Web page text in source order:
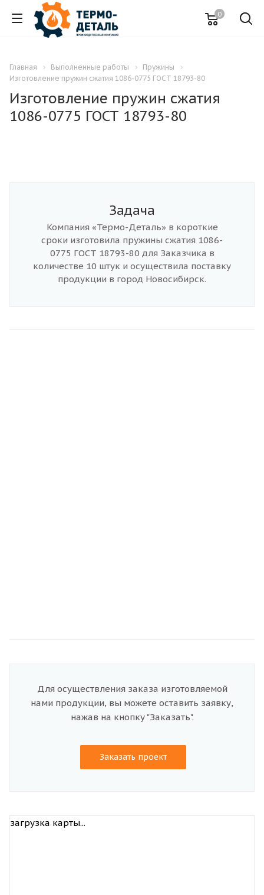
0
Главная Выполненные работы
Пружины
Изготовление пружин сжатия 1086-0775 ГОСТ 18793-80
Изготовление пружин сжатия
1086-0775 ГОСТ 18793-80
Задача
Компания «Термо-Деталь» в короткие
сроки изготовила пружины сжатия 1086-
0775 ГОСТ 18793-80 для Заказчика в
количестве 10 штук и осуществила поставку
продукции в город Новосибирск.
Для осуществления заказа изготовляемой
нами продукции, вы можете оставить заявку,
нажав на кнопку "Заказать".
Заказать проект
загрузка карты...